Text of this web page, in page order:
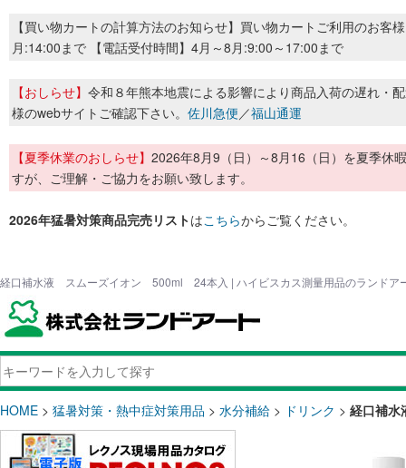
【買い物カートの計算方法のお知らせ】買い物カートご利用のお客
月:14:00まで 【電話受付時間】4月～8月:9:00～17:00まで
【おしらせ】 令和８年熊本地震による影響により商品入荷の遅れ・
様のwebサイトご確認下さい。 佐川急便／福山通運
【夏季休業のおしらせ】 2026年8月9（日）～8月16（日）を夏季休
すが、ご理解・ご協力をお願い致します。
2026年猛暑対策商品完売リストはこちらからご覧ください。
経口補水液 スムーズイオン 500ml 24本入 | ハイビスカス測量用品のランドア
HOME > 猛暑対策・熱中症対策用品 > 水分補給 > ドリンク > 経口補